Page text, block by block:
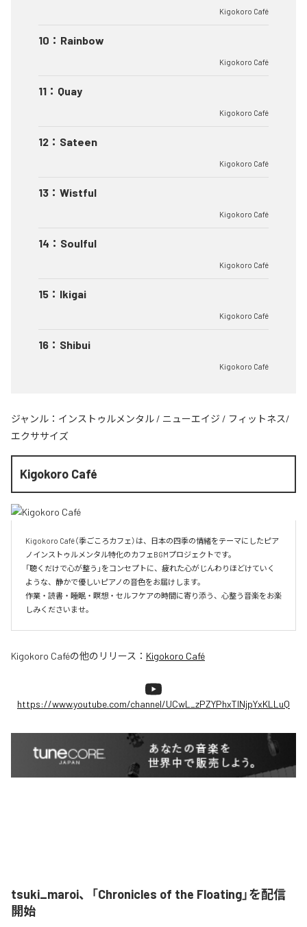
Kigokoro Café
10 ： Rainbow
Kigokoro Café
11 ： Quay
Kigokoro Café
12 ： Sateen
Kigokoro Café
13 ： Wistful
Kigokoro Café
14 ： Soulful
Kigokoro Café
15 ： Ikigai
Kigokoro Café
16 ： Shibui
Kigokoro Café
ジャンル： インストゥルメンタル / ニューエイジ / フィットネス/
エクササイズ
Kigokoro Café
Kigokoro Café（季ごころカフェ）は、日本の四季の情緒をテーマにしたピア
ノインストゥルメンタル特化のカフェBGMプロジェクトです。
「聴くだけで心が整う」をコンセプトに、疲れた心がじんわりほどけていく
ような、静かで優しいピアノの音色をお届けします。
作業・読書・睡眠・瞑想・セルフケアの時間に寄り添う、心整う音楽をお楽
しみくださいませ。
Kigokoro Caféの他のリリース： Kigokoro Café
https://www.youtube.com/channel/UCwL_zPZYPhxTlNjpYxKLLuQ
tsuki_maroi、「Chronicles of the Floating」を配信
開始